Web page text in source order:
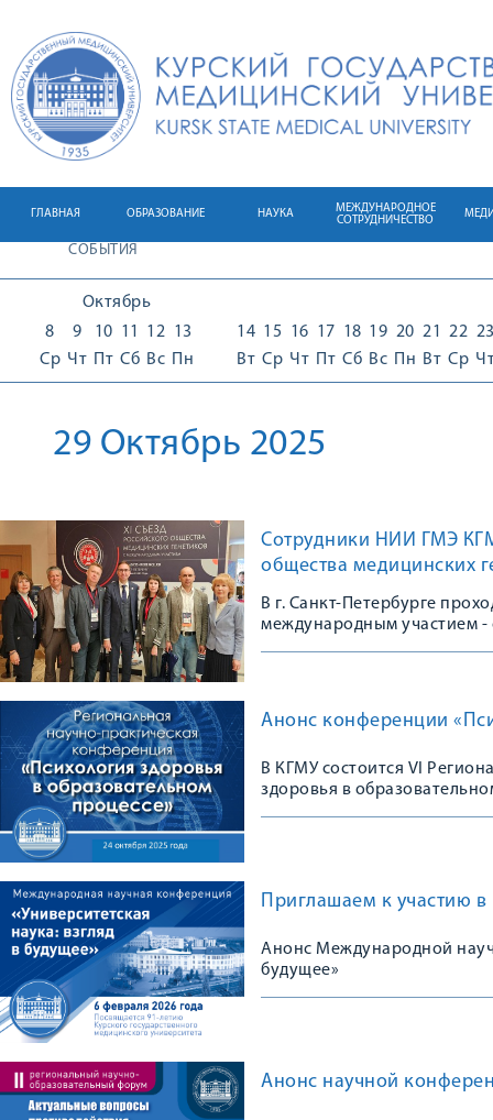
ГЛАВНАЯ ОБРАЗОВАНИЕ НАУКА
МЕЖДУНАРОДНОЕ
СОТРУДНИЧЕСТВО
СОБЫТИЯ
Октябрь
8
Ср
9
Чт
10
Пт
11
Сб
12
Вс
13
Пн
14
Вт
15
Ср
16
Чт
17
Пт
18
Сб
19
Вс
20
Пн
21
Вт
22
Ср
29 Октябрь 2025
Сотрудники НИИ ГМЭ
общества медицинских
В г. Санкт-Петербурге
международным участием -
Анонс конференции
В КГМУ состоится VI
здоровья в
Приглашаем к участию
Анонс Международной
будущее»
Анонс научной